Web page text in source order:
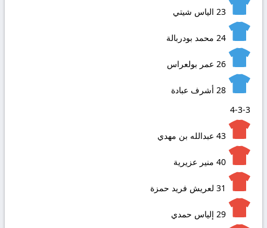
23 الياس شيتي
24 محمد بودربالة
26 عمر بولعراس
28 أشرف عبادة
4-3-3
43 عبدالله بن مهدي
40 منير عزيرية
31 لعريش فريد حمزة
29 إلياس حمدي